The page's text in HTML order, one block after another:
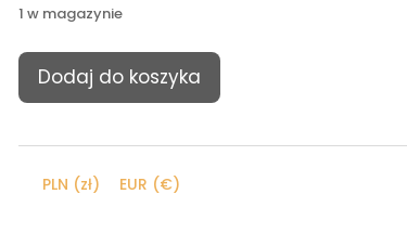
1 w magazynie
ilość
Złota
Dodaj do koszyka
PLN (zł) EUR (€)